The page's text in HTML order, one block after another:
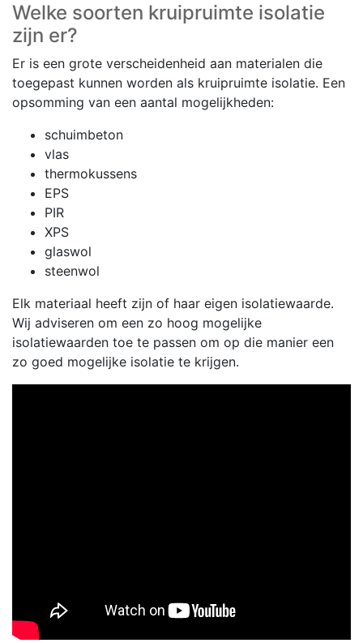
Welke soorten kruipruimte isolatie
zijn er?
Er is een grote verscheidenheid aan materialen die
toegepast kunnen worden als kruipruimte isolatie. Een
opsomming van een aantal mogelijkheden:
schuimbeton
vlas
thermokussens
EPS
PIR
XPS
glaswol
steenwol
Elk materiaal heeft zijn of haar eigen isolatiewaarde.
Wij adviseren om een zo hoog mogelijke
isolatiewaarden toe te passen om op die manier een
zo goed mogelijke isolatie te krijgen.